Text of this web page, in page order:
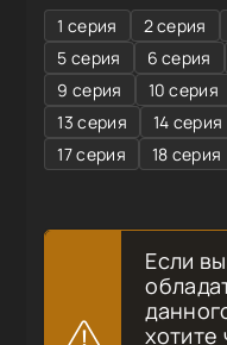
1 серия 2 серия
5 серия
6 серия
9 серия
10 серия
13 серия
14 серия
17 серия
18 серия
Если
хотите